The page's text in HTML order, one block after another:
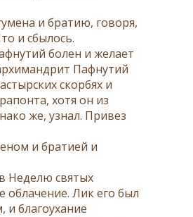
и братию, говоря,
и сбылось.
болен и желает
Пафнутий
скорбях и
хотя он из
же, узнал. Привез
и братией и
Неделю святых
Лик его был
и благоухание